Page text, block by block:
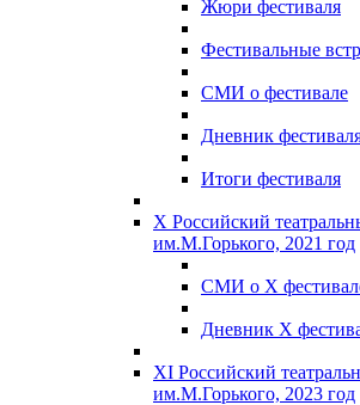
Жюри фестиваля
Фестивальные
СМИ о фестивале
Дневник
Итоги фестиваля
X Российский
им.М.Горького, 2021 год
СМИ о X
Дневник X
XI Российский
им.М.Горького, 2023 год